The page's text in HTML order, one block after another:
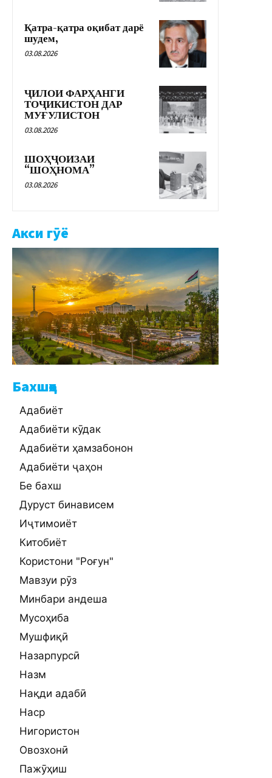
Қатра-қатра оқибат дарё
шудем,
03.08.2026
ҶИЛОИ ФАРҲАНГИ
ТОҶИКИСТОН ДАР
МУҒУЛИСТОН
03.08.2026
ШОҲҶОИЗАИ
“ШОҲНОМА”
03.08.2026
Акси гӯё
Бахшҳо
Адабиёт
Адабиёти кӯдак
Адабиёти ҳамзабонон
Адабиёти ҷаҳон
Бе бахш
Дуруст бинависем
Иҷтимоиёт
Китобиёт
Користони "Роғун"
Мавзуи рӯз
Минбари андеша
Мусоҳиба
Мушфиқӣ
Назарпурсӣ
Назм
Нақди адабӣ
Наср
Нигористон
Овозхонӣ
Пажӯҳиш